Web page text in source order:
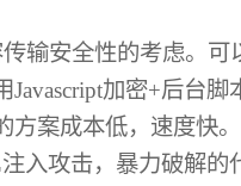
安全性的考虑。可
加密+后台
案成本低，速度快。
攻击，暴力破解的